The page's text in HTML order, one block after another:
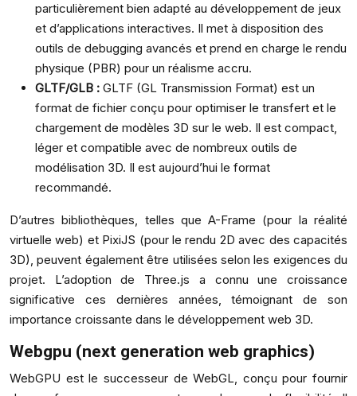
particulièrement bien adapté au développement de jeux
et d’applications interactives. Il met à disposition des
outils de debugging avancés et prend en charge le rendu
physique (PBR) pour un réalisme accru.
GLTF/GLB : GLTF (GL Transmission Format) est un
format de fichier conçu pour optimiser le transfert et le
chargement de modèles 3D sur le web. Il est compact,
léger et compatible avec de nombreux outils de
modélisation 3D. Il est aujourd’hui le format
recommandé.
D’autres bibliothèques, telles que A-Frame (pour la réalité
virtuelle web) et PixiJS (pour le rendu 2D avec des capacités
3D), peuvent également être utilisées selon les exigences du
projet. L’adoption de Three.js a connu une croissance
significative ces dernières années, témoignant de son
importance croissante dans le développement web 3D.
Webgpu (next generation web graphics)
WebGPU est le successeur de WebGL, conçu pour fournir